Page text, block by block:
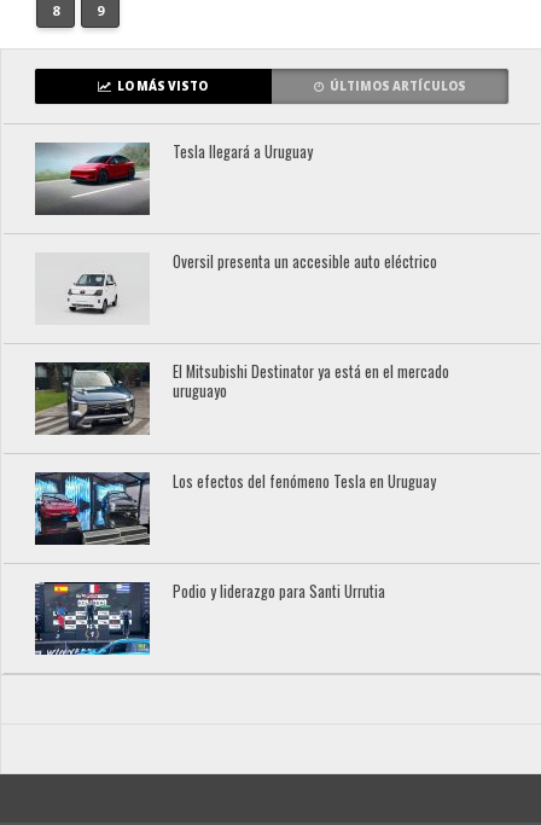
8 9
LO MÁS VISTO ÚLTIMOS ARTÍCULOS
Tesla llegará a Uruguay
Oversil presenta un accesible auto eléctrico
El Mitsubishi Destinator ya está en el mercado
uruguayo
Los efectos del fenómeno Tesla en Uruguay
Podio y liderazgo para Santi Urrutia